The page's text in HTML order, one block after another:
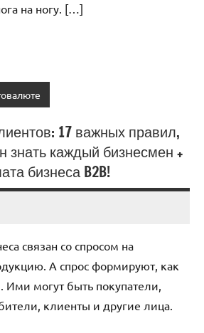
на ногу. […]
17 важных правил,
знать каждый бизнесмен +
бизнеса B2B!
связан со спросом на
А спрос формируют, как
Ими могут быть покупатели,
клиенты и другие лица.